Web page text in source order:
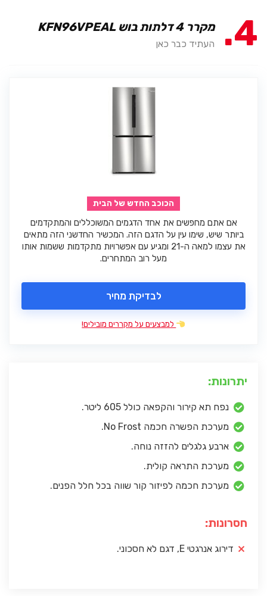
4 מקרר 4 דלתות בוש KFN96VPEAL
העתיד כבר כאן
הכוכב החדש של הבית
אם אתם מחפשים את אחד הדגמים המשוכללים והמתקדמים
ביותר שיש, שימו עין על הדגם הזה. המכשיר החדשני הזה מתאים
את עצמו למאה ה-21 ומגיע עם אפשרויות מתקדמות ששמות אותו
מעל רוב המתחרים.
לבדיקת מחיר
למבצעים על מקררים מובילים!
יתרונות:
נפח תא קירור והקפאה כולל 605 ליטר.
מערכת הפשרה חכמה No Frost.
ארבע גלגלים להזזה נוחה.
מערכת התראה קולית.
מערכת חכמה לפיזור קור שווה בכל חלל הפנים.
חסרונות:
דירוג אנרגטי E, דגם לא חסכוני.